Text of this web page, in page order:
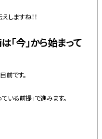
しますね！！
今」から始まって
前です。
いる前提」で進みます。